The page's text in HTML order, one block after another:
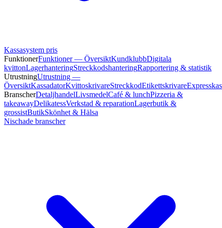
Kassasystem pris
FunktionerFunktioner — ÖversiktKundklubbDigitala
kvittonLagerhanteringStreckkodshanteringRapportering & statistik
UtrustningUtrustning —
ÖversiktKassadatorKvittoskrivareStreckkodEtikettskrivare
BranscherDetaljhandelLivsmedelCafé & lunchPizzeria &
takeawayDelikatessVerkstad & reparationLagerbutik &
grossistButikSkönhet & Hälsa
Nischade branscher